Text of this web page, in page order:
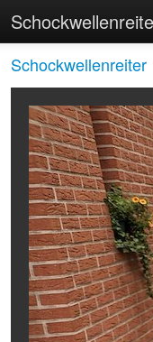
Schockwellenreiter